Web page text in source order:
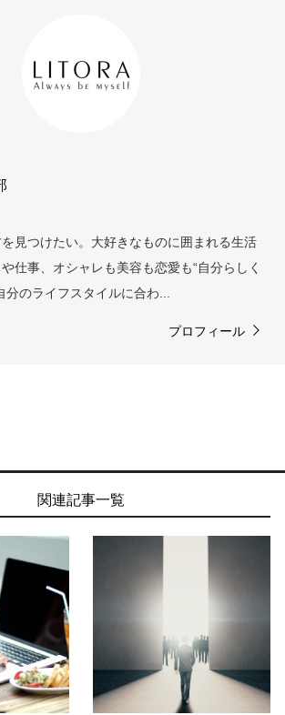
見つけたい。大好きなものに囲まれる生活
仕事、オシャレも美容も恋愛も“自分らしく
分のライフスタイルに合わ...
プロフィール
関連記事一覧